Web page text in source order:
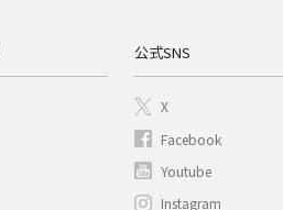
公式SNS
X
Facebook
Youtube
Instagram